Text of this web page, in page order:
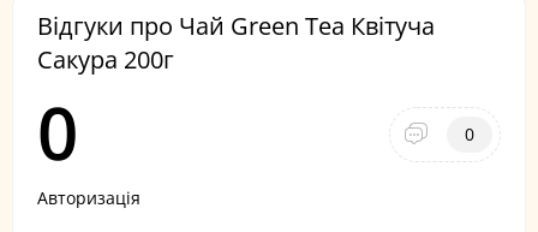
Відгуки про Чай Green Tea Квітуча
Сакура 200г
0 0
Авторизація